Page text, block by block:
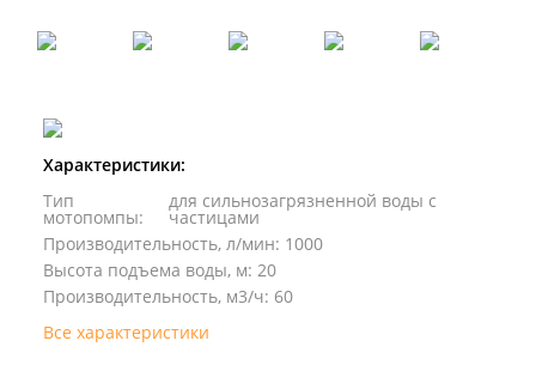
Характеристики:
Тип
мотопомпы:
для сильнозагрязненной воды с
частицами
Производительность, л/мин: 1000
Высота подъема воды, м: 20
Производительность, м3/ч: 60
Все характеристики